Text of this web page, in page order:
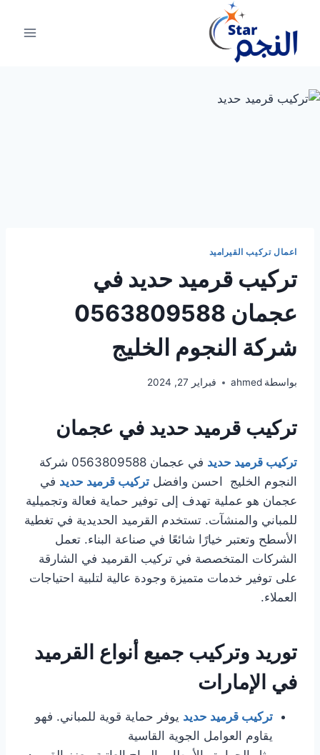
المحتوى
اعمال تركيب القيراميد
تركيب قرميد حديد في
عجمان 0563809588
شركة النجوم الخليج
بواسطة ahmed فبراير 27, 2024
تركيب قرميد حديد في عجمان
تركيب قرميد حديد
في عجمان 0563809588 شركة
النجوم الخليج احسن وافضل تركيب قرميد حديد في
عجمان هو عملية تهدف إلى توفير حماية فعالة وتجميلية
للمباني والمنشآت. تستخدم القرميد الحديدية في تغطية
الأسطح وتعتبر خيارًا شائعًا في صناعة البناء. تعمل
الشركات المتخصصة في تركيب القرميد في الشارقة
على توفير خدمات متميزة وجودة عالية لتلبية احتياجات
العملاء.
توريد وتركيب جميع أنواع القرميد
في الإمارات
تركيب قرميد حديد يوفر حماية قوية للمباني. فهو
يقاوم العوامل الجوية القاسية